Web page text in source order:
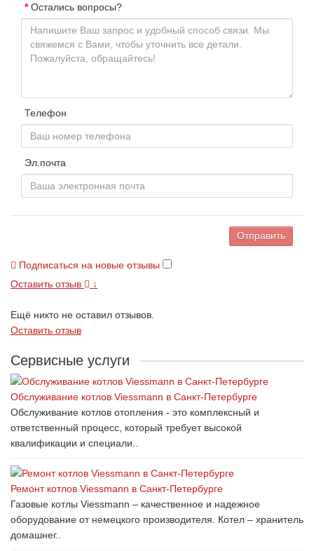
Остались вопросы?
Телефон
Эл.почта
Отправить
Подписаться на новые отзывы
Оставить отзыв
↓
Ещё никто не оставил отзывов.
Оставить отзыв
Сервисные услуги
Обслуживание котлов Viessmann в Санкт-Петербурге
Обслуживание котлов отопления - это комплексный и
ответственный процесс, который требует высокой
квалификации и специали..
Ремонт котлов Viessmann в Санкт-Петербурге
Газовые котлы Viessmann – качественное и надежное
оборудование от немецкого производителя. Котел – хранитель
домашнег..